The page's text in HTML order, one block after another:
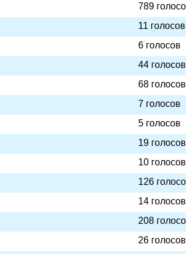
789
11 голосов
6 голосов
44 голосов
68 голосов
7 голосов
5 голосов
19 голосов
10 голосов
126
14 голосов
208
26 голосов